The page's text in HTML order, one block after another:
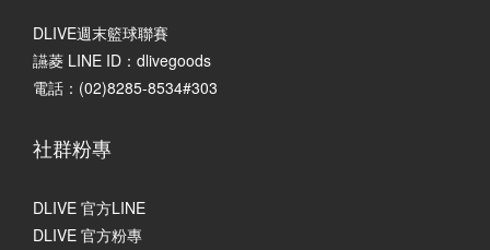
DLIVE週末籃球聯賽
讌菱 LINE ID：dlivegoods
電話：(02)8285-8534#303
社群粉專
DLIVE 官方LINE
DLIVE 官方粉專